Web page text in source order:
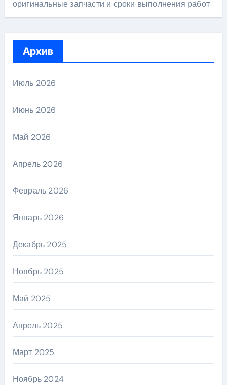
оригинальные запчасти и сроки выполнения работ
Архив
Июль 2026
Июнь 2026
Май 2026
Апрель 2026
Февраль 2026
Январь 2026
Декабрь 2025
Ноябрь 2025
Май 2025
Апрель 2025
Март 2025
Ноябрь 2024